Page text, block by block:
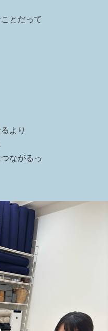
ことだって
より
ながるっ